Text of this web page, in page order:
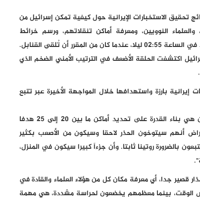
الاستخبارات الإيرانية حول كيفية تمكن إسرائيل من
الـ 25، والاستخباراتيين، والعلماء النوويين، ومعرفة أماكن تنقلاتهم، ورسم خرائط
لروتينهم اليومي وترتيبات أمنهم، ومعرفة مكان وجودهم بالضبط في الساعة 02:55 ليلا، عندما كان من المقرر أن تُلقى القنابل.
اكتشفت الحلقة الأضعف في الترتيب الأمني الضخم الذي
بارزة واستهدافها خلال المواجهة الأخيرة عبر تتبع
ووفقا لـ"يديعوت أحرنوت"، كانت الفكرة الأساسية في العمليتين هي بناء القدرة على تحديد أماكن ما بين 20 إلى 25 هدفا
أنهم سيتوخون الحذر لاحقا وسيكون من الأصعب بكثير
بالضرورة روتينا ثابتا. وأن جزءاً كبيرا سيكون في المنزل،
قصير جدا، أي معرفة مكان كل من هؤلاء العلماء والقادة في
الوقت، بينما معظمهم يخضعون لحراسة مشددة، هي مهمة